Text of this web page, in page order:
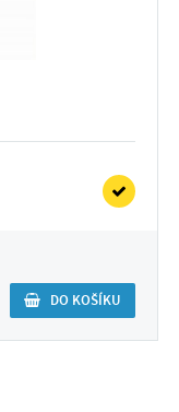
DO KOŠÍKU